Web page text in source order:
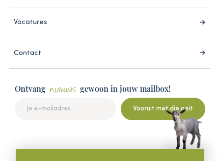
Vacatures
Contact
Ontvang nieuws gewoon in jouw mailbox!
Vooruit met die geit